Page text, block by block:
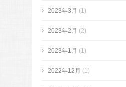
2023年3月 (1)
2023年2月 (2)
2023年1月 (1)
2022年12月 (1)